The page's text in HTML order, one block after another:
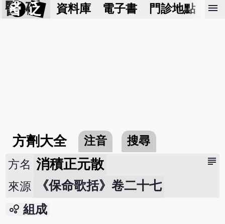
醫 砭 資料庫 電子書 門診地點 預
menu
方劑大全 注音 搜尋
subject
方名 消積正元散
來源 《保命歌括》卷二十七
bubble_chart 組成